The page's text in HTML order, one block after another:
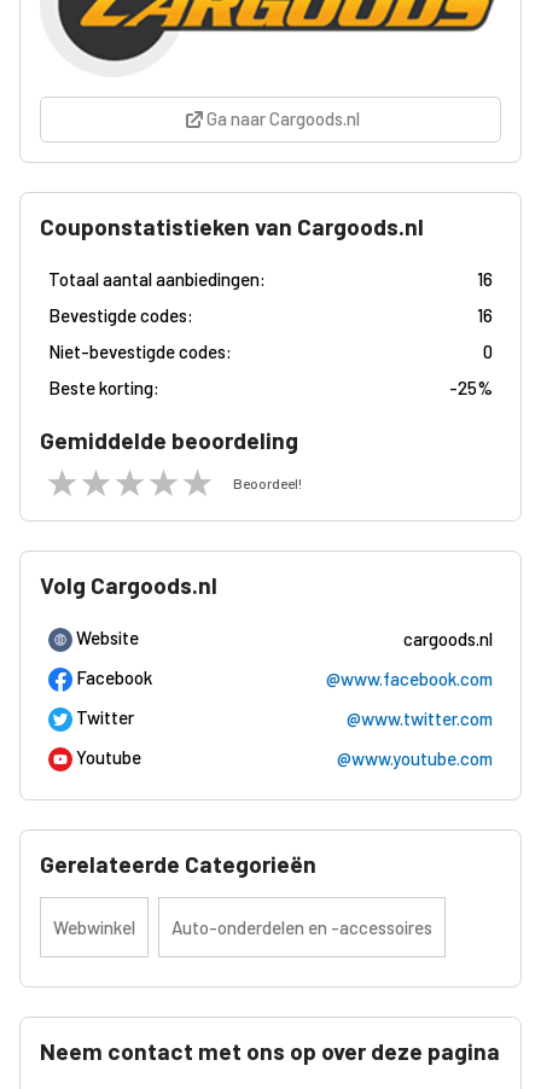
Ga naar Cargoods.nl
Couponstatistieken van Cargoods.nl
Totaal aantal aanbiedingen:
16
Bevestigde codes:
16
Niet-bevestigde codes:
0
Beste korting:
-25%
Gemiddelde beoordeling
Beoordeel!
Volg Cargoods.nl
Website
cargoods.nl
Facebook
@www.facebook.com
Twitter
@www.twitter.com
Youtube
@www.youtube.com
Gerelateerde Categorieën
Webwinkel Auto-onderdelen en -accessoires
Neem contact met ons op over deze pagina